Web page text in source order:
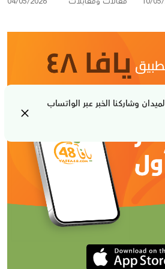
وشاركنا الخبر عبر الواتساب